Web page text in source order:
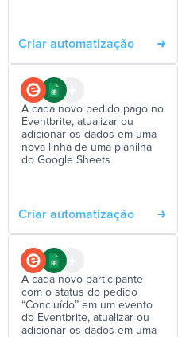
Criar automatização
A cada novo pedido pago no
Eventbrite, atualizar ou
adicionar os dados em uma
nova linha de uma planilha
do Google Sheets
Criar automatização
A cada novo participante
com o status do pedido
“Concluído” em um evento
do Eventbrite, atualizar ou
adicionar os dados em uma